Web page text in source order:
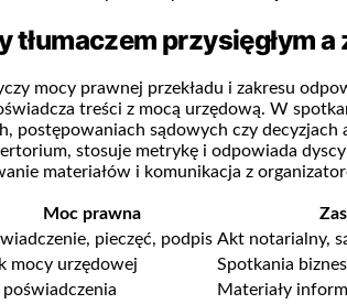
tłumaczem przysięgłym
mocy prawnej przekładu i zakresu
treści z mocą urzędową. W
postępowaniach sądowych czy
stosuje metrykę i odpowiada
materiałów i komunikacja z
Moc prawna
pieczęć, podpis Akt notarialny,
mocy urzędowej Spotkania
poświadczenia Materiały